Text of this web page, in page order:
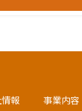
報 事業内容